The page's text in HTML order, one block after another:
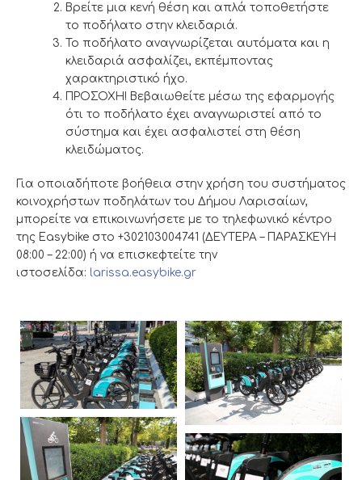
Βρείτε μια κενή θέση και απλά τοποθετήστε
το ποδήλατο στην κλειδαριά.
Το ποδήλατο αναγνωρίζεται αυτόματα και η
κλειδαριά ασφαλίζει, εκπέμποντας
χαρακτηριστικό ήχο.
ΠΡΟΣΟΧΗ! Βεβαιωθείτε μέσω της εφαρμογής
ότι το ποδήλατο έχει αναγνωριστεί από το
σύστημα και έχει ασφαλιστεί στη θέση
κλειδώματος.
Για οποιαδήποτε βοήθεια στην χρήση του συστήματος
κοινοχρήστων ποδηλάτων του Δήμου Λαρισαίων,
μπορείτε να επικοινωνήσετε με το τηλεφωνικό κέντρο
της Easybike στο +302103004741 (ΔΕΥΤΕΡΑ – ΠΑΡΑΣΚΕΥΗ
08:00 – 22:00) ή να επισκεφτείτε την
ιστοσελίδα: larissa.easybike.gr